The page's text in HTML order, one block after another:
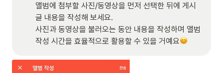
앨범에 첨부할 사진/동영상을 먼저 선택한 뒤에 게시
글 내용을 작성해 보세요.
사진과 동영상을 불러오는 동안 내용을 작성하며 앨범
작성 시간을 효율적으로 활용할 수 있을 거예요